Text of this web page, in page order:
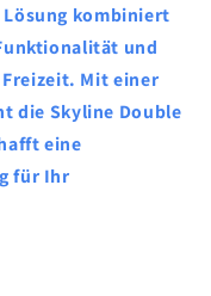
kombiniert
und
Mit einer
die Skyline Double
eine
für Ihr